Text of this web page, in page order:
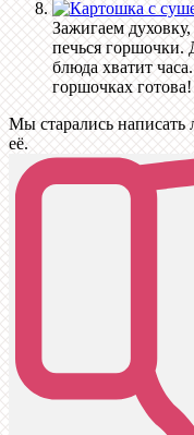
Зажигаем
печься горшочки.
блюда хватит
горшочках готова!
Мы старались
её.